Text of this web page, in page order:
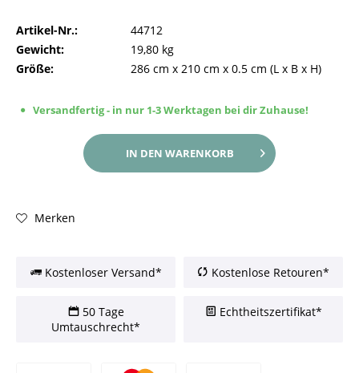
Artikel-Nr.:
44712
Gewicht:
19,80 kg
Größe:
286 cm x 210 cm x 0.5 cm (L x B x H)
Versandfertig - in nur 1-3 Werktagen bei dir Zuhause!
IN DEN WARENKORB
Merken
Kostenloser Versand* Kostenlose Retouren*
50 Tage
Umtauschrecht*
Echtheitszertifikat*